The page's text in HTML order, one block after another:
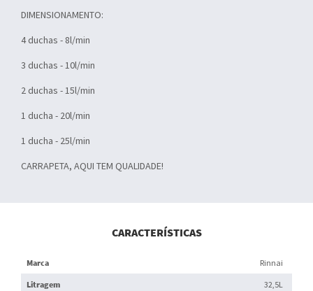
DIMENSIONAMENTO:
4 duchas - 8l/min
3 duchas - 10l/min
2 duchas - 15l/min
1 ducha - 20l/min
1 ducha - 25l/min
CARRAPETA, AQUI TEM QUALIDADE!
CARACTERÍSTICAS
Marca Rinnai
Litragem 32,5L